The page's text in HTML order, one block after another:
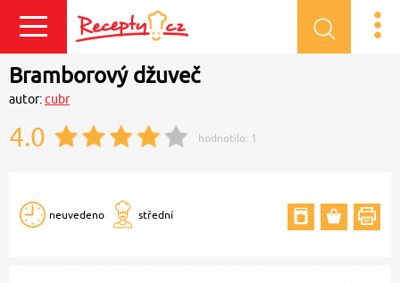
Přihlásit se
Bramborový džuveč
autor:cubr
4.0 hodnotilo: 1
neuvedeno střední